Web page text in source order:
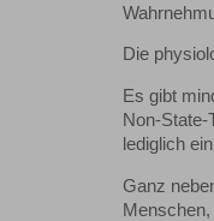
Die
Es gibt
Non-
lediglich
Ganz